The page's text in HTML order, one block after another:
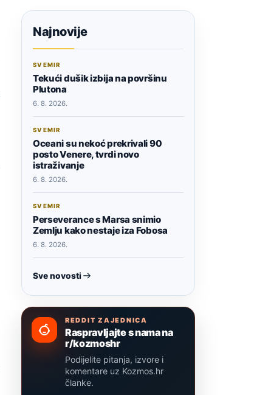
Najnovije
SVEMIR
Tekući dušik izbija na površinu
Plutona
6. 8. 2026.
SVEMIR
Oceani su nekoć prekrivali 90
posto Venere, tvrdi novo
istraživanje
6. 8. 2026.
SVEMIR
Perseverance s Marsa snimio
Zemlju kako nestaje iza Fobosa
6. 8. 2026.
Sve novosti
REDDIT ZAJEDNICA
Raspravljajte s nama na
r/kozmoshr
Podijelite pitanja, izvore i
komentare uz Kozmos.hr
članke.